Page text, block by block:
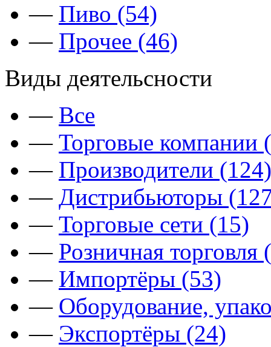
— Пиво (54)
— Прочее (46)
Виды деятельсности
— Все
— Торговые компании
— Производители (124)
— Дистрибьюторы
— Торговые сети (15)
— Розничная торговля
— Импортёры (53)
— Оборудование,
— Экспортёры (24)